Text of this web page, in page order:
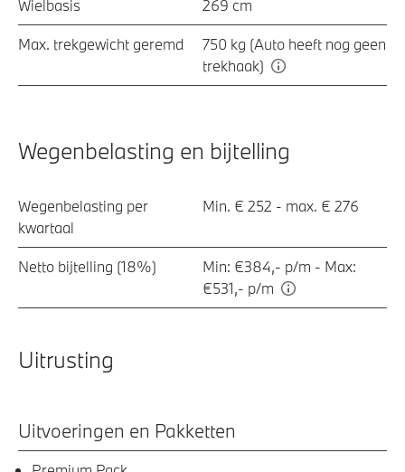
Wielbasis 269 cm
Max. trekgewicht geremd
750 kg (Auto heeft nog geen
trekhaak)
Wegenbelasting en bijtelling
Wegenbelasting per
kwartaal
Min. € 252 - max. € 276
Netto bijtelling (18%)
Min: €384,- p/m - Max:
€531,- p/m
Uitrusting
Uitvoeringen en Pakketten